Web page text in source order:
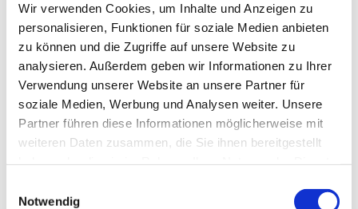
Wir verwenden Cookies, um Inhalte und Anzeigen zu
personalisieren, Funktionen für soziale Medien anbieten
zu können und die Zugriffe auf unsere Website zu
analysieren. Außerdem geben wir Informationen zu Ihrer
Verwendung unserer Website an unsere Partner für
soziale Medien, Werbung und Analysen weiter. Unsere
Partner führen diese Informationen möglicherweise mit
weiteren Daten zusammen, die Sie ihnen bereitgestellt
Notwendig